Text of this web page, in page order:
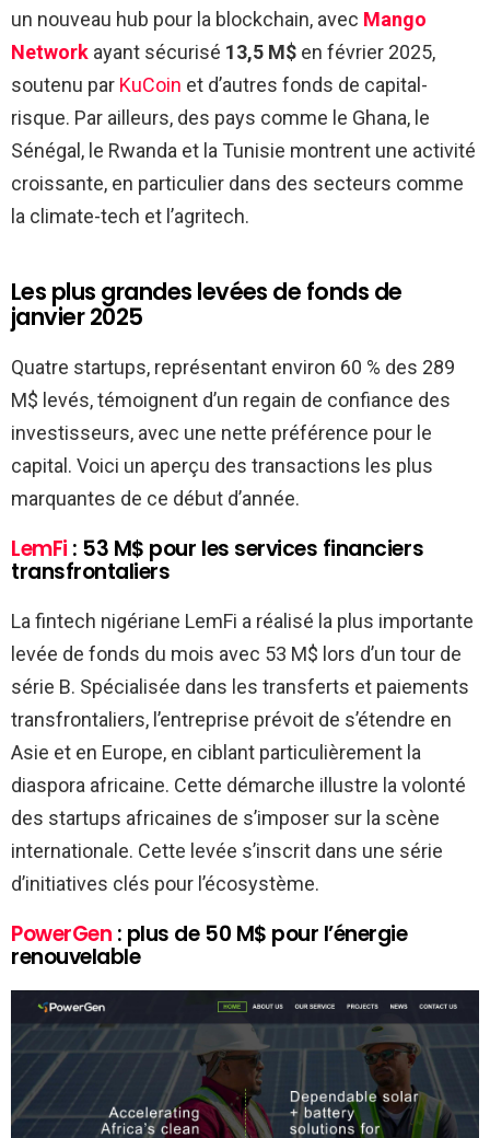
un nouveau hub pour la blockchain, avec Mango
Network ayant sécurisé 13,5 M$ en février 2025,
soutenu par KuCoin et d’autres fonds de capital-
risque. Par ailleurs, des pays comme le Ghana, le
Sénégal, le Rwanda et la Tunisie montrent une activité
croissante, en particulier dans des secteurs comme
la climate-tech et l’agritech.
Les plus grandes levées de fonds de
janvier 2025
Quatre startups, représentant environ 60 % des 289
M$ levés, témoignent d’un regain de confiance des
investisseurs, avec une nette préférence pour le
capital. Voici un aperçu des transactions les plus
marquantes de ce début d’année.
LemFi : 53 M$ pour les services financiers
transfrontaliers
La fintech nigériane LemFi a réalisé la plus importante
levée de fonds du mois avec 53 M$ lors d’un tour de
série B. Spécialisée dans les transferts et paiements
transfrontaliers, l’entreprise prévoit de s’étendre en
Asie et en Europe, en ciblant particulièrement la
diaspora africaine. Cette démarche illustre la volonté
des startups africaines de s’imposer sur la scène
internationale. Cette levée s’inscrit dans une série
d’initiatives clés pour l’écosystème.
PowerGen : plus de 50 M$ pour l’énergie
renouvelable